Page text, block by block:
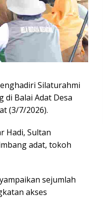
Silaturahmi
Balai Adat Desa
(3/7/2026).
Hadi, Sultan
adat, tokoh
sejumlah
akses